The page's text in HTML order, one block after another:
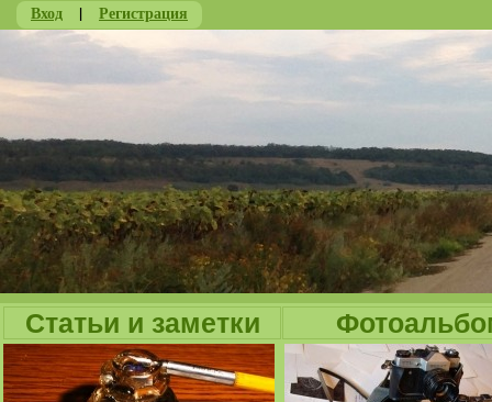
Вход | Регистрация
Статьи и заметки